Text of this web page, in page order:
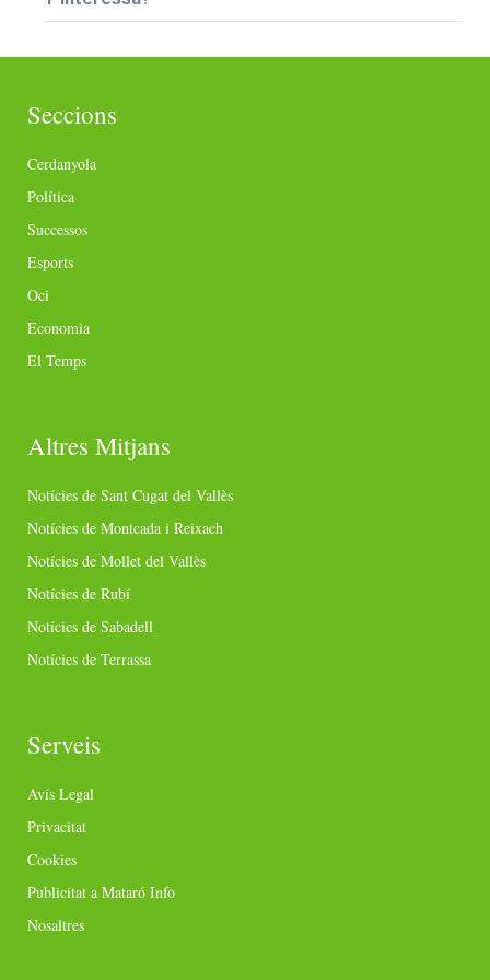
Seccions
Cerdanyola
Política
Successos
Esports
Oci
Economia
El Temps
Altres Mitjans
Notícies de Sant Cugat del Vallès
Notícies de Montcada i Reixach
Notícies de Mollet del Vallès
Notícies de Rubí
Notícies de Sabadell
Notícies de Terrassa
Serveis
Avís Legal
Privacitat
Cookies
Publicitat a Mataró Info
Nosaltres